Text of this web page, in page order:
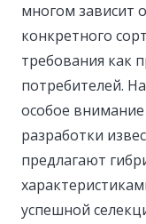
многом зависит
конкретного
требования как
потребителей.
особое
разработки
предлагают
успешной